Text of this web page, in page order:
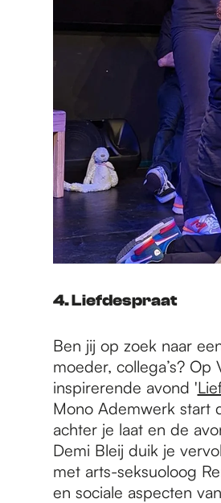
4. Liefdespraat
Ben jij op zoek naar
moeder, collega’s?
inspirerende avond '
Mono Ademwerk start
achter je laat en de
Demi Bleij duik je
met arts-seksuoloog
en sociale aspecten